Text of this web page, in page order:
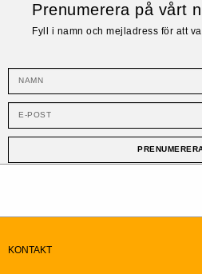
Prenumerera på vårt
Fyll i namn och mejladress för att
KONTAKT